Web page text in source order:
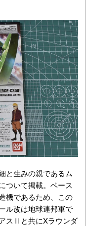
と生みの親であるム
ついて掲載。ベース
機であるため、この
ル改は地球連邦軍で
スⅡと共にXラウンダ